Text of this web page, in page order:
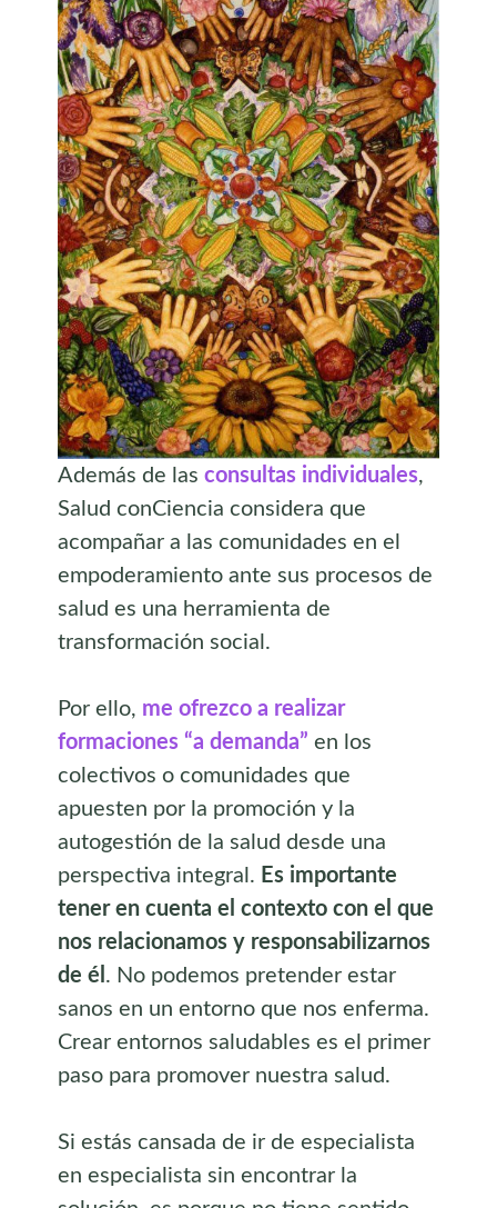
Además de las consultas individuales,
Salud conCiencia considera que
acompañar a las comunidades en el
empoderamiento ante sus procesos de
salud es una herramienta de
transformación social.
Por ello, me ofrezco a realizar
formaciones “a demanda” en los
colectivos o comunidades que
apuesten por la promoción y la
autogestión de la salud desde una
perspectiva integral. Es importante
tener en cuenta el contexto con el que
nos relacionamos y responsabilizarnos
de él . No podemos pretender estar
sanos en un entorno que nos enferma.
Crear entornos saludables es el primer
paso para promover nuestra salud.
Si estás cansada de ir de especialista
en especialista sin encontrar la